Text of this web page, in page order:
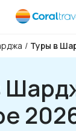
/ Туры в